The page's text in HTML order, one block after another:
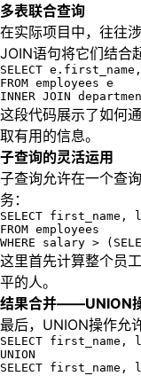
多表联合查询
在实际项目中，往往
JOIN语句将它们结合
SELECT
FROM employees e
INNER JOIN
这段代码展示了如何
取有用的信息。
子查询的灵活运用
子查询允许在一个查
务：
SELECT first_name,
FROM employees
WHERE salary >
这里首先计算整个员
平的人。
结果合并——UNION
最后，UNION操作允
SELECT first_name,
UNION
SELECT first_name,